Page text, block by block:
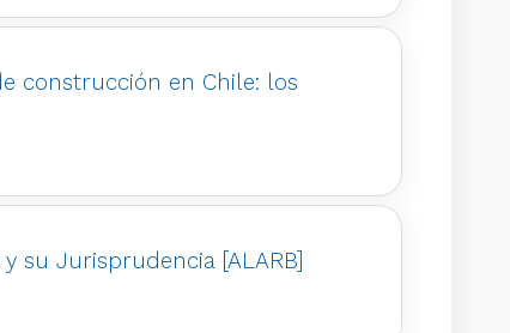
construcción en Chile: los
su Jurisprudencia [ALARB]